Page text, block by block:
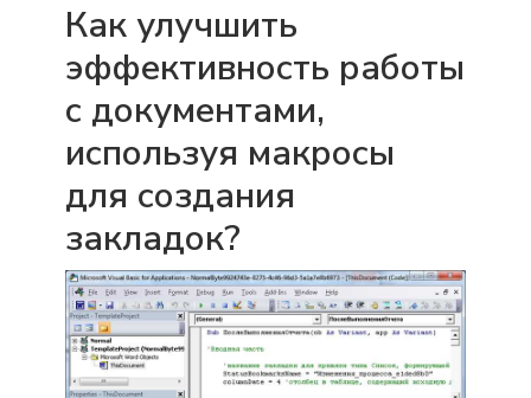
Как улучшить
эффективность работы
с документами,
используя макросы
для создания
закладок?